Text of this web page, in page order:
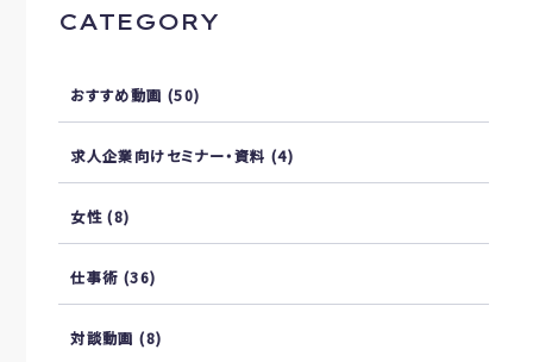
CATEGORY
おすすめ動画 (50)
求人企業向けセミナー・資料 (4)
女性 (8)
仕事術 (36)
対談動画 (8)